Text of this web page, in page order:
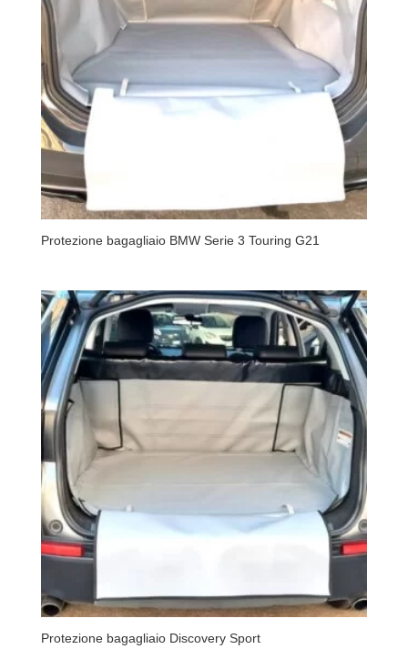
Protezione bagagliaio BMW Serie 3 Touring G21
Protezione bagagliaio Discovery Sport